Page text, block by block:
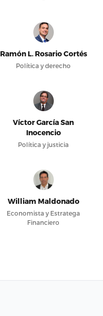
Ramón L. Rosario Cortés
Política y derecho
Víctor García San
Inocencio
Política y justicia
William Maldonado
Economista y Estratega
Financiero